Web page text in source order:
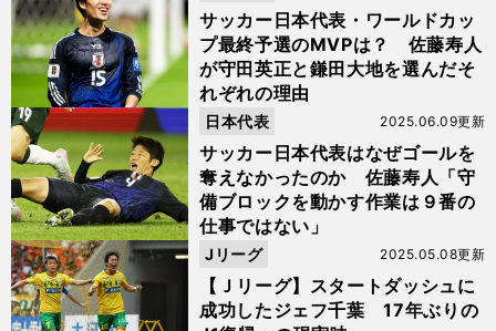
サッカー日本代表・ワールドカッ
プ最終予選のMVPは？ 佐藤寿人
が守田英正と鎌田大地を選んだそ
れぞれの理由
サッカー日本代表はなぜゴールを
奪えなかったのか 佐藤寿人「守
備ブロックを動かす作業は９番の
仕事ではない」
2025.06.09更新
日本代表
【Ｊリーグ】スタートダッシュに
成功したジェフ千葉 17年ぶりの
2025.05.08更新
Jリーグ